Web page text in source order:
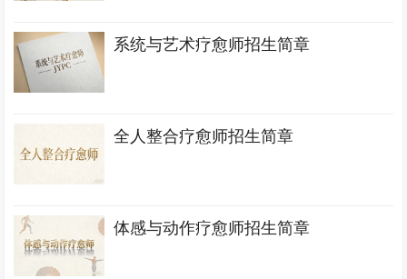
系统与艺术疗愈师招生简章
全人整合疗愈师招生简章
体感与动作疗愈师招生简章